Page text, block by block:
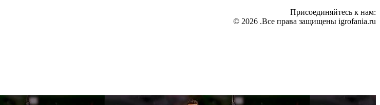
Присоединяйтесь к нам:
© 2026 .Все права защищены igrofania.ru